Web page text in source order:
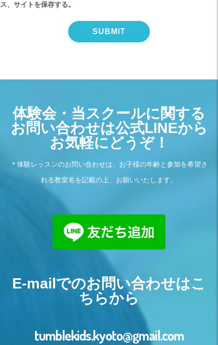
ス、サイトを保存する。
体験会・当スクールに関する
お問い合わせは公式LINEから
お気軽にどうぞ！
＊体験レッスンのお問い合わせは、お子様の年齢と参加を希望さ
れる教室名を記載の上、お願いいたします。
E-mailでのお問い合わせはこ
ちらから
tumblekids.kyoto@gmail.com